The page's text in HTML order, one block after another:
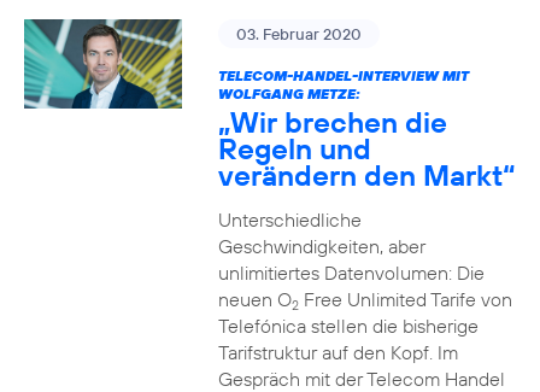
03. Februar 2020
TELECOM-HANDEL-INTERVIEW MIT
WOLFGANG METZE:
„Wir brechen die
Regeln und
verändern den Markt“
Unterschiedliche
Geschwindigkeiten, aber
unlimitiertes Datenvolumen: Die
neuen O2Free Unlimited Tarife von
Telefónica stellen die bisherige
Tarifstruktur auf den Kopf. Im
Gespräch mit der Telecom Handel